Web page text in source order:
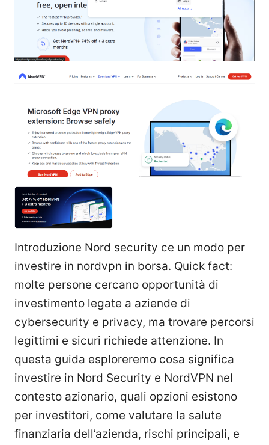
Introduzione Nord security ce un modo per
investire in nordvpn in borsa. Quick fact:
molte persone cercano opportunità di
investimento legate a aziende di
cybersecurity e privacy, ma trovare percorsi
legittimi e sicuri richiede attenzione. In
questa guida esploreremo cosa significa
investire in Nord Security e NordVPN nel
contesto azionario, quali opzioni esistono
per investitori, come valutare la salute
finanziaria dell’azienda, rischi principali, e